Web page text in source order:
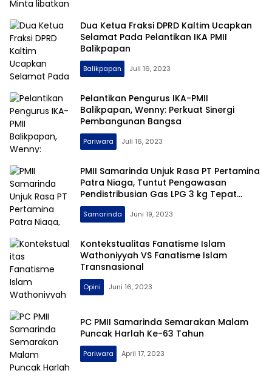
Dua Ketua Fraksi DPRD Kaltim Ucapkan
Selamat Pada Pelantikan IKA PMII
Balikpapan
Balikpapan Juli 16, 2023
Pelantikan Pengurus IKA-PMII
Balikpapan, Wenny: Perkuat Sinergi
Pembangunan Bangsa
Pariwara Juli 16, 2023
PMII Samarinda Unjuk Rasa PT Pertamina
Patra Niaga, Tuntut Pengawasan
Pendistribusian Gas LPG 3 kg Tepat
Sasaran
Samarinda Juni 19, 2023
Kontekstualitas Fanatisme Islam
Wathoniyyah VS Fanatisme Islam
Transnasional
Opini Juni 16, 2023
PC PMII Samarinda Semarakan Malam
Puncak Harlah Ke-63 Tahun
Pariwara April 17, 2023